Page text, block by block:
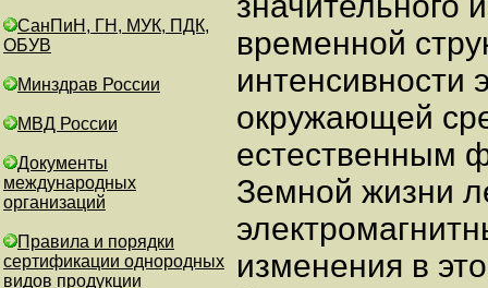
СанПиН, ГН, МУК, ПДК,
ОБУВ
Минздрав России
МВД России
Документы
международных
организаций
Правила и порядки
сертификации однородных
видов продукции
временной
интенсивности
окружающей
естественным
Земной жизни
изменения в